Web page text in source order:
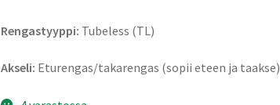
Rengastyyppi: Tubeless (TL)
Akseli: Eturengas/takarengas (sopii eteen ja taakse)